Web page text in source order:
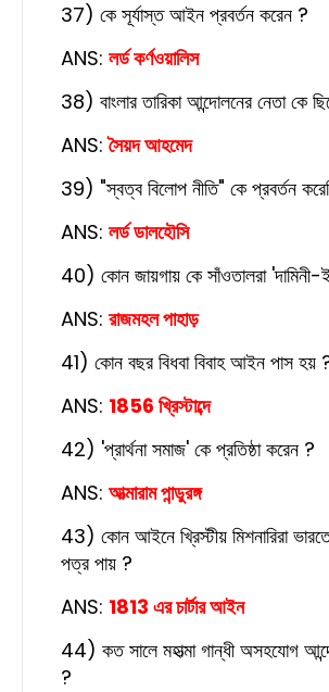
37) কে সূর্যাস্ত আইন প্রবর্তন করেন ?
ANS: লর্ড কর্ণওয়ালিস
38) বাংলার তারিকা আন্দোলনের নেতা কে
ANS:সৈয়দ আহমেদ
39) "স্বত্ব বিলোপ নীতি" কে প্রবর্তন
ANS: লর্ড ডালহৌসি
40) কোন জায়গায় কে সাঁওতালরা
ANS: রাজমহল পাহাড়
41) কোন বছর বিধবা বিবাহ আইন পাস হয়
ANS: 1856 খ্রিস্টাব্দে
42) 'প্রার্থনা সমাজ' কে প্রতিষ্ঠা করেন ?
ANS: আত্মারাম পান্ডুরঙ্গ
43) কোন আইনে খ্রিস্টীয় মিশনারিরা
পত্র পায় ?
ANS: 1813 এর চার্টার আইন
44) কত সালে মহাত্মা গান্ধী অসহযোগ
?